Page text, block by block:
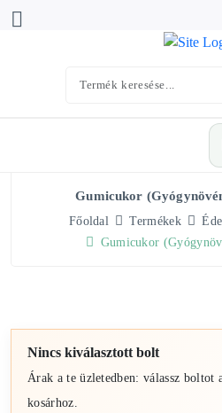
Gumicukor
Főoldal Termékek
Gumicukor
Nincs kiválasztott bolt
Árak a te üzletedben: válassz boltot
kosárhoz.